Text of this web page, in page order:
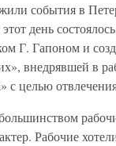
события в
день
Г. Гапоном и
внедрявшей в
с целью
Рабочие